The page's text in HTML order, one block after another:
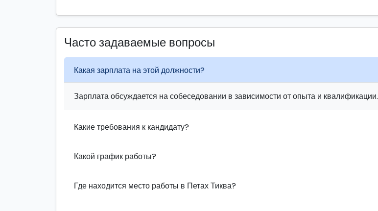
Часто задаваемые вопросы
Какая зарплата на этой должности?
Зарплата обсуждается на собеседовании в зависимости от опыта и квалификации.
Какие требования к кандидату?
Какой график работы?
Где находится место работы в Петах Тиква?